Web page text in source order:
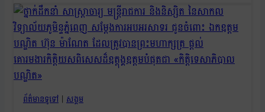
ព័ត៌មានទូទៅ | សង្គម